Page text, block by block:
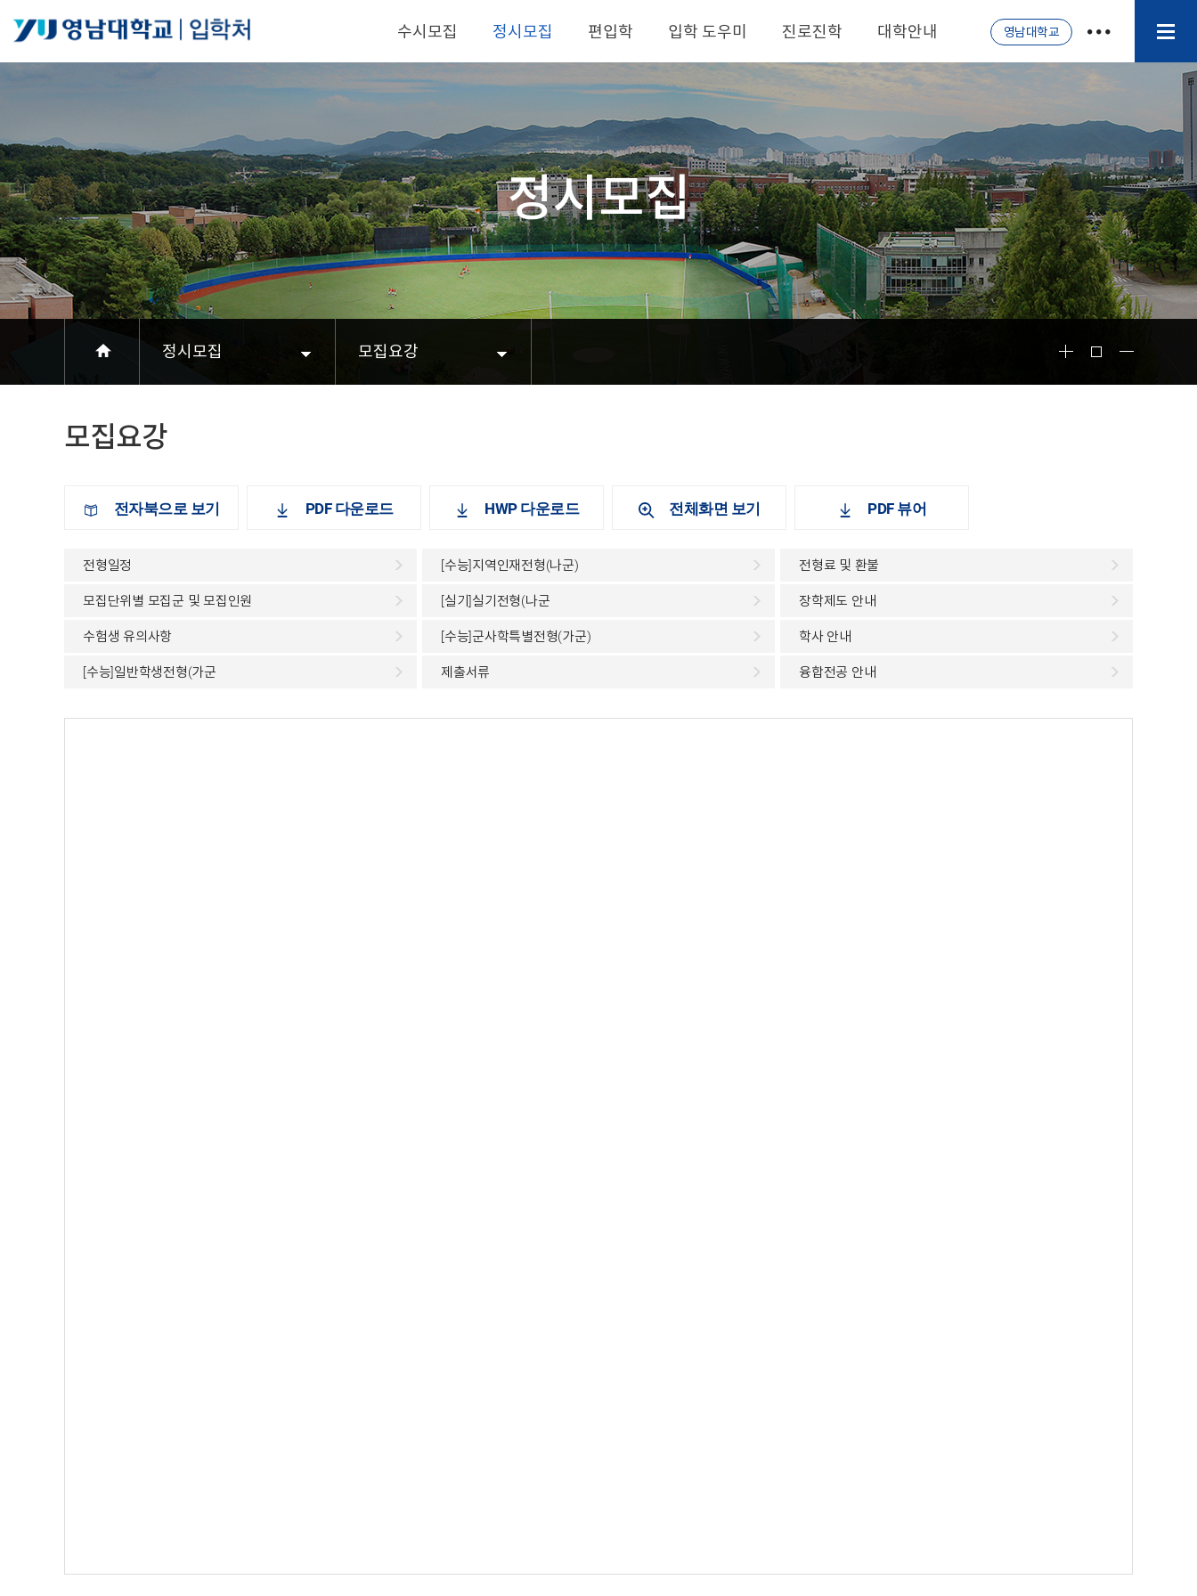
수시모집 정시모집 편입학 입학 도우미 진로진학 대학안내 영남대학교
정시모집
정시모집 모집요강
모집요강
전자북으로 보기 PDF 다운로드 HWP 다운로드 전체화면 보기 PDF 뷰어
전형일정 [수능]지역인재전형(나군) 전형료 및 환불
모집단위별 모집군 및 모집인원 [실기]실기전형(나군 장학제도 안내
수험생 유의사항 [수능]군사학특별전형(가군) 학사 안내
[수능]일반학생전형(가군 제출서류 융합전공 안내